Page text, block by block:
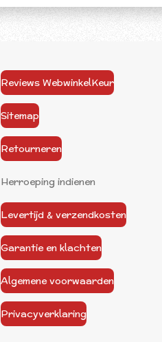
Reviews WebwinkelKeur
Sitemap
Retourneren
Herroeping indienen
Levertijd & verzendkosten
Garantie en klachten
Algemene voorwaarden
Privacyverklaring